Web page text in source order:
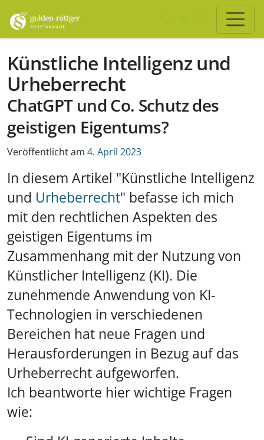
Künstliche Intelligenz und
Urheberrecht
ChatGPT und Co. Schutz des
geistigen Eigentums?
Veröffentlicht am 4. April 2023
In diesem Artikel "Künstliche Intelligenz
und Urheberrecht" befasse ich mich
mit den rechtlichen Aspekten des
geistigen Eigentums im
Zusammenhang mit der Nutzung von
Künstlicher Intelligenz (KI). Die
zunehmende Anwendung von KI-
Technologien in verschiedenen
Bereichen hat neue Fragen und
Herausforderungen in Bezug auf das
Urheberrecht aufgeworfen.
Ich beantworte hier wichtige Fragen
wie: